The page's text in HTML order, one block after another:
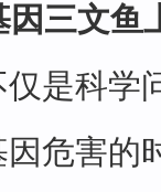
三文鱼
是科学
危害的